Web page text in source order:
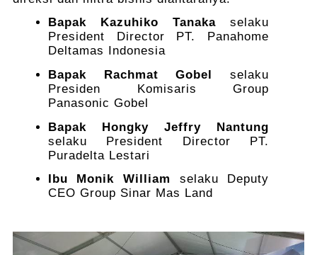
Bapak Kazuhiko Tanaka selaku
President Director PT. Panahome
Deltamas Indonesia
Bapak Rachmat Gobel
selaku
Presiden Komisaris Group
Panasonic Gobel
Bapak Hongky Jeffry Nantung
selaku President Director PT.
Puradelta Lestari
Ibu Monik William
selaku Deputy
CEO Group Sinar Mas Land